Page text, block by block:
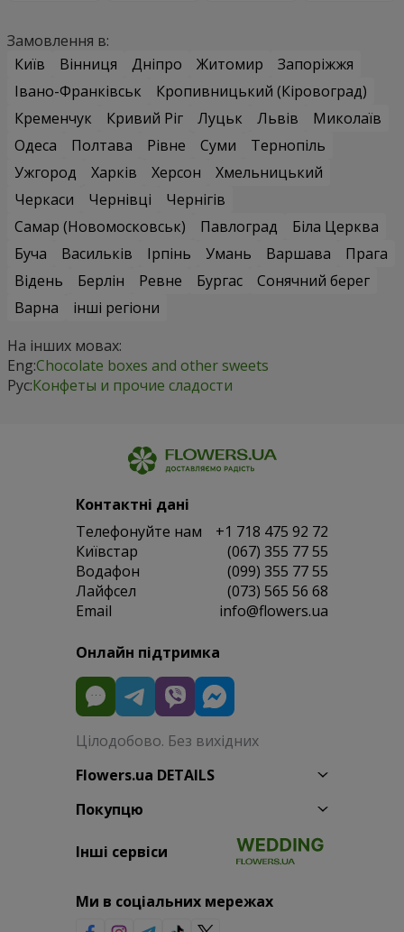
Замовлення в:
Київ
Вінниця Дніпро Житомир
Запоріжжя
Івано-Франківськ
Кропивницький (Кіровоград)
Кременчук
Кривий Ріг Луцьк Львів
Миколаїв
Одеса
Полтава Рівне Суми
Тернопіль
Ужгород
Харків Херсон
Хмельницький
Черкаси
Чернівці
Чернігів
Самар (Новомосковськ)
Павлоград
Біла Церква
Буча
Васильків Ірпінь Умань Варшава
Прага
Відень
Берлін Ревне Бургас
Сонячний берег
Варна
інші регіони
На інших мовах:
Eng:Chocolate boxes and other sweets
Рус:Конфеты и прочие сладости
Контактні дані
Телефонуйте нам
+1 718 475 92 72
Київстар
(067) 355 77 55
Водафон
(099) 355 77 55
Лайфсел
(073) 565 56 68
Email
info@flowers.ua
Онлайн підтримка
Цілодобово. Без вихідних
Flowers.ua DETAILS
Покупцю
Інші сервіси
Ми в соціальних мережах